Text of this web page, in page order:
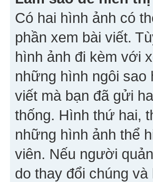
Có hai hình ảnh có
phần xem bài viết.
hình ảnh đi kèm với
những hình ngôi sao
viết mà bạn đã gửi
thống. Hình thứ hai,
những hình ảnh thể
viên. Nếu người
do thay đổi chúng